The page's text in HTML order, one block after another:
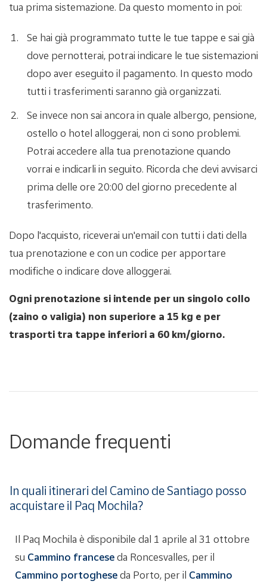
tua prima sistemazione. Da questo momento in poi:
Se hai già programmato tutte le tue tappe e sai già
dove pernotterai, potrai indicare le tue sistemazioni
dopo aver eseguito il pagamento. In questo modo
tutti i trasferimenti saranno già organizzati.
Se invece non sai ancora in quale albergo, pensione,
ostello o hotel alloggerai, non ci sono problemi.
Potrai accedere alla tua prenotazione quando
vorrai e indicarli in seguito. Ricorda che devi avvisarci
prima delle ore 20:00 del giorno precedente al
trasferimento.
Dopo l'acquisto, riceverai un'email con tutti i dati della
tua prenotazione e con un codice per apportare
modifiche o indicare dove alloggerai.
Ogni prenotazione si intende per un singolo collo
(zaino o valigia) non superiore a 15 kg e per
trasporti tra tappe inferiori a 60 km/giorno.
Domande frequenti
In quali itinerari del Camino de Santiago posso
acquistare il Paq Mochila?
Il Paq Mochila è disponibile dal 1 aprile al 31 ottobre
su Cammino franceseda Roncesvalles, per il
Cammino portogheseda Porto, per il Cammino